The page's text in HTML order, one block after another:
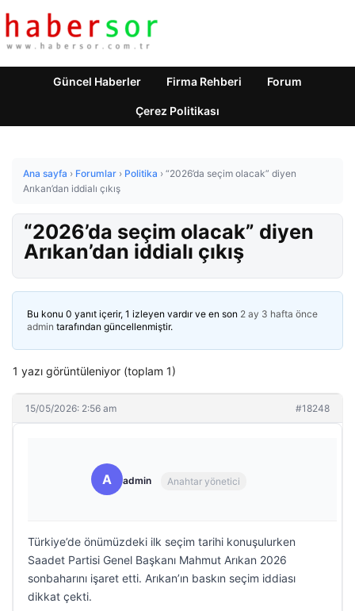
Güncel Haberler Firma Rehberi Forum
Çerez Politikası
Ana sayfa › Forumlar › Politika › “2026’da seçim olacak” diyen
Arıkan’dan iddialı çıkış
“2026’da seçim olacak” diyen
Arıkan’dan iddialı çıkış
Bu konu 0 yanıt içerir, 1 izleyen vardır ve en son 2 ay 3 hafta önce
admin tarafından güncellenmiştir.
1 yazı görüntüleniyor (toplam 1)
15/05/2026: 2:56 am #18248
A admin Anahtar yönetici
Türkiye’de önümüzdeki ilk seçim tarihi konuşulurken
Saadet Partisi Genel Başkanı Mahmut Arıkan 2026
sonbaharını işaret etti. Arıkan’ın baskın seçim iddiası
dikkat çekti.